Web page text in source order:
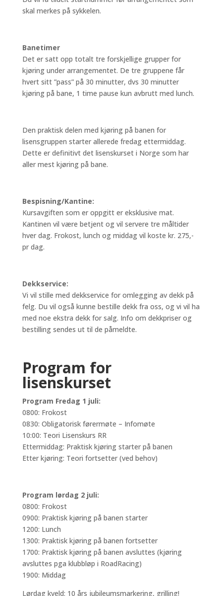
skal merkes på sykkelen.
Banetimer
Det er satt opp totalt tre forskjellige grupper for
kjøring under arrangementet. De tre gruppene får
hvert sitt ”pass” på 30 minutter, dvs 30 minutter
kjøring på bane, 1 time pause kun avbrutt med lunch.
Den praktisk delen med kjøring på banen for
lisensgruppen starter allerede fredag ettermiddag.
Dette er definitivt det lisenskurset i Norge som har
aller mest kjøring på bane.
Bespisning/Kantine:
Kursavgiften som er oppgitt er eksklusive mat.
Kantinen vil være betjent og vil servere tre måltider
hver dag. Frokost, lunch og middag vil koste kr. 275,-
pr dag.
Dekkservice:
Vi vil stille med dekkservice for omlegging av dekk på
felg. Du vil også kunne bestille dekk fra oss, og vi vil ha
med noe ekstra dekk for salg. Info om dekkpriser og
bestilling sendes ut til de påmeldte.
Program for
lisenskurset
Program Fredag 1 juli:
0800: Frokost
0830: Obligatorisk førermøte – Infomøte
10:00: Teori Lisenskurs RR
Ettermiddag: Praktisk kjøring starter på banen
Etter kjøring: Teori fortsetter (ved behov)
Program lørdag 2 juli:
0800: Frokost
0900: Praktisk kjøring på banen starter
1200: Lunch
1300: Praktisk kjøring på banen fortsetter
1700: Praktisk kjøring på banen avsluttes (kjøring
avsluttes pga klubbløp i RoadRacing)
1900: Middag
Lørdag kveld: 10 års jubileumsmarkering, grilling!